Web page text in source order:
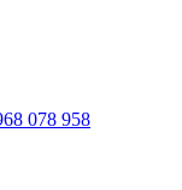
078 958